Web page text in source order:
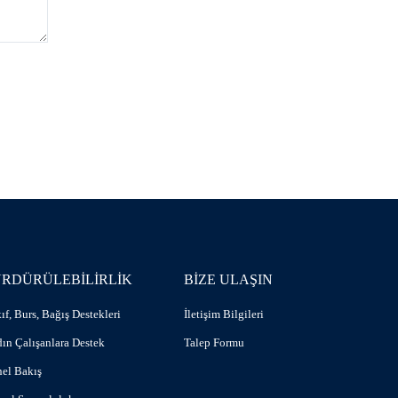
Burs, Bağış Destekleri
Çalışanlara Destek
Bakış
BİZE ULAŞIN
İletişim Bilgileri
Talep Formu